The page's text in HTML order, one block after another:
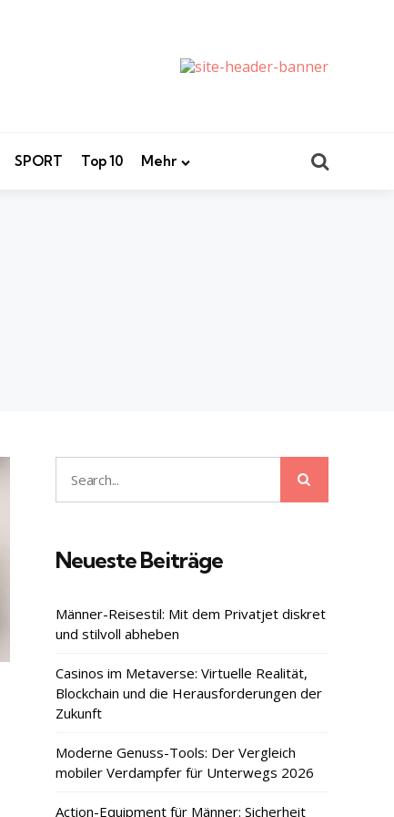
SPORT Top 10 Mehr
Search
for:
Neueste Beiträge
Männer-Reisestil: Mit dem Privatjet diskret
und stilvoll abheben
Casinos im Metaverse: Virtuelle Realität,
Blockchain und die Herausforderungen der
Zukunft
Moderne Genuss-Tools: Der Vergleich
mobiler Verdampfer für Unterwegs 2026
Action-Equipment für Männer: Sicherheit